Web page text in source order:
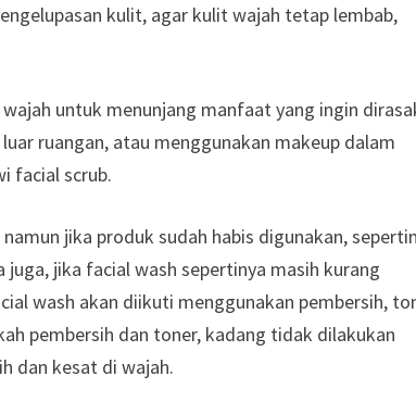
kulit, agar kulit wajah tetap lembab,
untuk menunjang manfaat yang ingin
ruangan, atau menggunakan makeup dalam
facial scrub.
jika produk sudah habis digunakan,
jika facial wash sepertinya masih kurang
wash akan diikuti menggunakan pembersih,
pembersih dan toner, kadang tidak dilakukan
dan kesat di wajah.